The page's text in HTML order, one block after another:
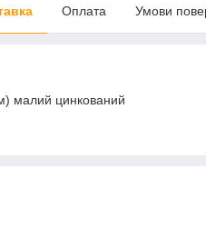
Оплата Умови
малий цинкований